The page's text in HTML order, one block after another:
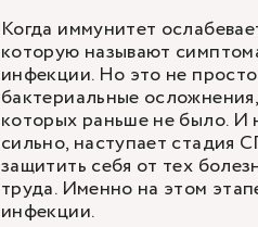
Когда иммунитет
которую называют
инфекции. Но это не
бактериальные
которых раньше не было. И
сильно, наступает стадия
защитить себя от тех
труда. Именно на этом
инфекции.